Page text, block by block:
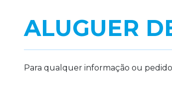
ALUGUER
Para qualquer informação ou